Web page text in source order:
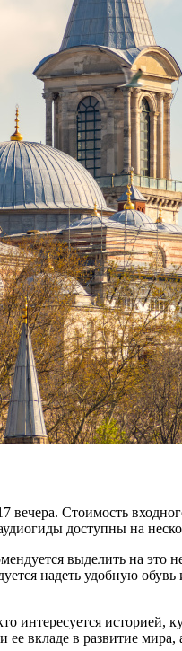
Стоимость
доступны на
выделить на это
надеть удобную
интересуется
вкладе в развитие